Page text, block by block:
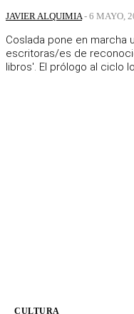
JAVIER ALQUIMIA - 6 MAYO,
Coslada pone en marcha
escritoras/es de
libros'. El prólogo al ciclo
CULTURA